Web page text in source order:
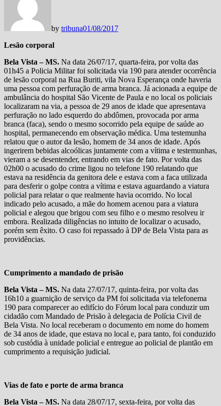
by tribuna01/08/2017
Lesão corporal
Bela Vista – MS. Na data 26/07/17, quarta-feira, por volta das
01h45 a Policia Militar foi solicitada via 190 para atender ocorrência
de lesão corporal na Rua Buriti, vila Nova Esperança onde haveria
uma pessoa com perfuração de arma branca. Já acionada a equipe de
ambulância do hospital São Vicente de Paula e no local os policiais
localizaram na via, a pessoa de 29 anos de idade que apresentava
perfuração no lado esquerdo do abdômen, provocada por arma
branca (faca), sendo o mesmo socorrido pela equipe de saúde ao
hospital, permanecendo em observação médica. Uma testemunha
relatou que o autor da lesão, homem de 34 anos de idade. Após
ingerirem bebidas alcoólicas juntamente com a vítima e testemunhas,
vieram a se desentender, entrando em vias de fato. Por volta das
02h00 o acusado do crime ligou no telefone 190 relatando que
estava na residência da genitora dele e estava com a faca utilizada
para desferir o golpe contra a vítima e estava aguardando a viatura
policial para relatar o que realmente havia ocorrido. No local
indicado pelo acusado, a mãe do homem acenou para a viatura
policial e alegou que brigou com seu filho e o mesmo resolveu ir
embora. Realizada diligências no intuito de localizar o acusado,
porém sem êxito. O caso foi repassado à DP de Bela Vista para as
providências.
Cumprimento a mandado de prisão
Bela Vista – MS. Na data 27/07/17, quinta-feira, por volta das
16h10 a guarnição de serviço da PM foi solicitada via telefonema
190 para comparecer ao edifício do Fórum local para conduzir um
cidadão com Mandado de Prisão à delegacia de Polícia Civil de
Bela Vista. No local receberam o documento em nome do homem
de 34 anos de idade, que estava no local e, para tanto, foi conduzido
sob custódia à unidade policial e entregue ao policial de plantão em
cumprimento a requisição judicial.
Vias de fato e porte de arma branca
Bela Vista – MS. Na data 28/07/17, sexta-feira, por volta das